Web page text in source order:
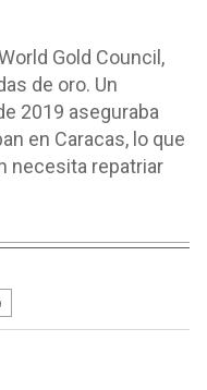
Gold Council,
de oro. Un
2019 aseguraba
en Caracas, lo que
necesita repatriar